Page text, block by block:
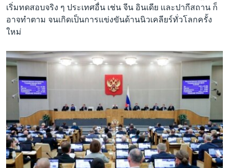
เริ่มทดสอบจริง ๆ ประเทศอื่น เช่น จีน อินเดีย และปากีสถาน ก็
อาจทำตาม จนเกิดเป็นการแข่งขันด้านนิวเคลียร์ทั่วโลกครั้ง
ใหม่